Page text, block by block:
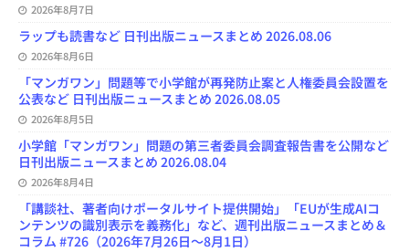
2026年8月7日
ラップも読書など 日刊出版ニュースまとめ 2026.08.06
2026年8月6日
「マンガワン」問題等で小学館が再発防止案と人権委員会設置を
公表など 日刊出版ニュースまとめ 2026.08.05
2026年8月5日
小学館「マンガワン」問題の第三者委員会調査報告書を公開など
日刊出版ニュースまとめ 2026.08.04
2026年8月4日
「講談社、著者向けポータルサイト提供開始」「EUが生成AIコ
ンテンツの識別表示を義務化」など、週刊出版ニュースまとめ＆
コラム #726（2026年7月26日～8月1日）